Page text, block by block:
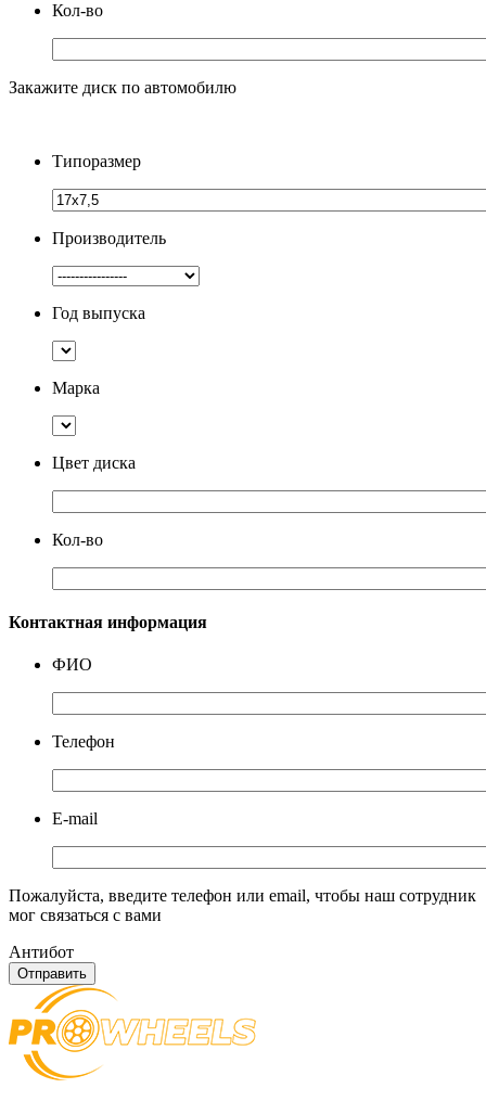
Кол-во
Закажите диск по автомобилю
Типоразмер
Производитель
Год выпуска
Марка
Цвет диска
Кол-во
Контактная информация
ФИО
Телефон
E-mail
Пожалуйста, введите телефон или email, чтобы наш сотрудник
мог связаться с вами
Антибот
Отправить